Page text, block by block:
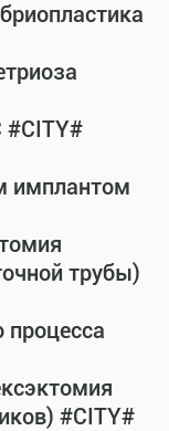
#CITY#
имплантом
трубы)
процесса
#CITY#